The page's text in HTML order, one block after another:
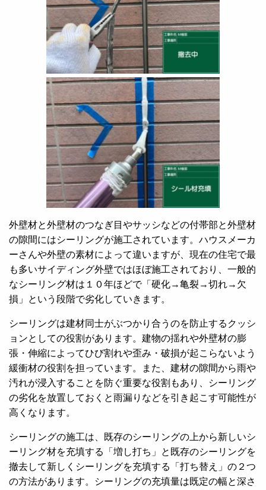
外壁材と外壁材のつなぎ目やサッシなどの付帯部と外壁材
の隙間にはシーリングが施工されています。ハウスメーカ
ーさんや外壁の素材によって違いますが、現在の住宅で最
も多いサイディング外壁ではほぼ施工されており、一般的
なシーリング材は１０年ほどで「硬化→亀裂→切れ→欠
損」という段階で劣化していきます。
シーリングは建材同士がぶつかり合うのを防止するクッシ
ョンとしての役割があります。建物の揺れや外壁材の膨
張・伸縮によってひび割れや歪み・破損が起こらないよう
緩衝材の役割を担っています。また、建材の隙間から雨や
汚れが浸入することを防ぐ重要な役割もあり、シーリング
の劣化を放置しておくと雨漏りなどを引き起こす可能性が
高くなります。
シーリングの施工は、既存のシーリングの上から新しいシ
ーリング材を充填する「増し打ち」と既存のシーリングを
撤去して新しくシーリングを充填する「打ち替え」の２つ
の方法があります。シーリングの充填量は既定の幅と深さ